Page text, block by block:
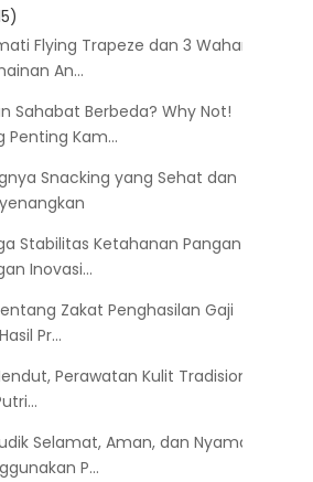
Flying Trapeze dan 3 Wahana
An...
Sahabat Berbeda? Why Not!
Penting Kam...
Snacking yang Sehat dan
Stabilitas Ketahanan Pangan
Inovasi...
Zakat Penghasilan Gaji
Pr...
Perawatan Kulit Tradisional
Selamat, Aman, dan Nyaman
P...